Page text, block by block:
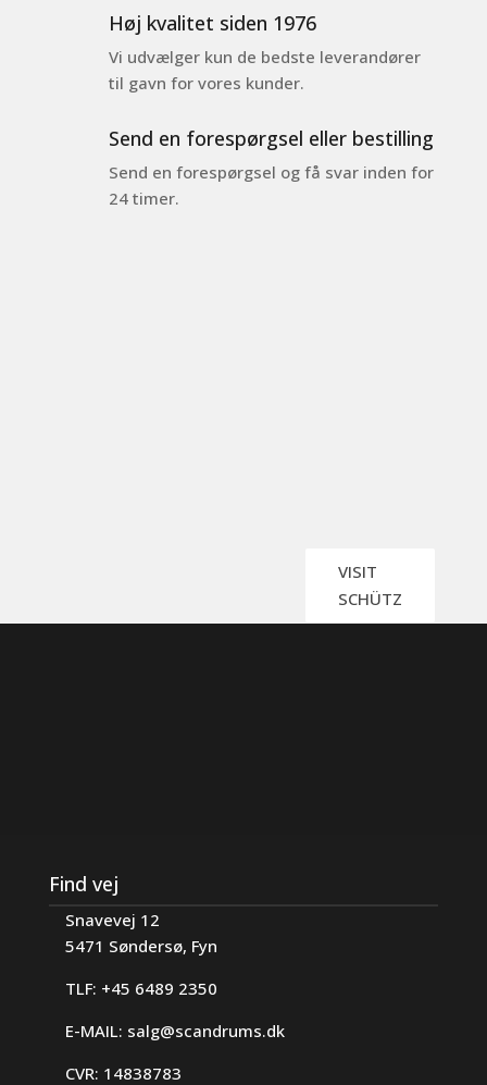
Høj kvalitet siden 1976
Vi udvælger kun de bedste leverandører
til gavn for vores kunder.
Send en forespørgsel eller bestilling
Send en forespørgsel og få svar inden for
24 timer.
VISIT
SCHÜTZ
Find vej
Snavevej 12
5471 Søndersø, Fyn
TLF: +45 6489 2350
E-MAIL: salg@scandrums.dk
CVR: 14838783